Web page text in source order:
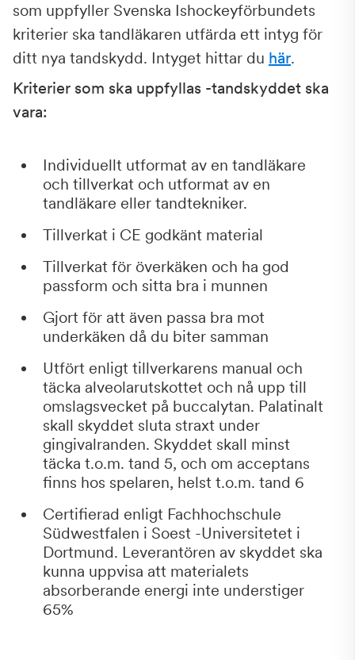
som uppfyller Svenska Ishockeyförbundets
kriterier ska tandläkaren utfärda ett intyg för
ditt nya tandskydd. Intyget hittar du här.
Kriterier som ska uppfyllas -tandskyddet ska
vara:
Individuellt utformat av en tandläkare
och tillverkat och utformat av en
tandläkare eller tandtekniker.
Tillverkat i CE godkänt material
Tillverkat för överkäken och ha god
passform och sitta bra i munnen
Gjort för att även passa bra mot
underkäken då du biter samman
Utfört enligt tillverkarens manual och
täcka alveolarutskottet och nå upp till
omslagsvecket på buccalytan. Palatinalt
skall skyddet sluta straxt under
gingivalranden. Skyddet skall minst
täcka t.o.m. tand 5, och om acceptans
finns hos spelaren, helst t.o.m. tand 6
Certifierad enligt Fachhochschule
Südwestfalen i Soest -Universitetet i
Dortmund. Leverantören av skyddet ska
kunna uppvisa att materialets
absorberande energi inte understiger
65%